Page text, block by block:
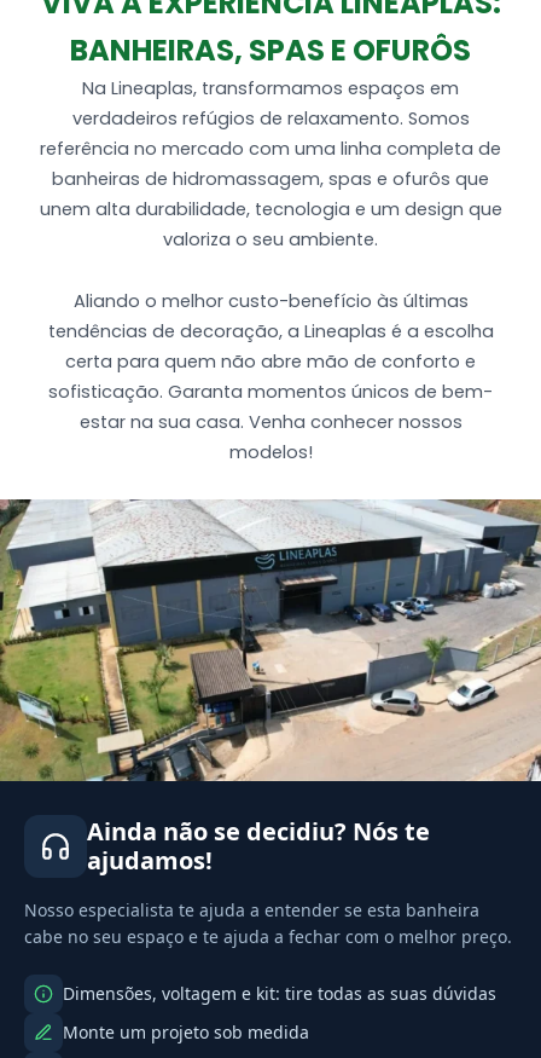
Tubulação de água e ar
1 MotoBomba de 1/2 cv auto-drenante
Produzida em Gel coat (alto brilho) + Fibra de
vidro (Espessura de 4,5 a 5mm)
BANHEIRAS, SPAS E OFURÔS
Na Lineaplas, transformamos espaços em
verdadeiros refúgios de relaxamento. Somos
referência no mercado com uma linha completa de
banheiras de hidromassagem, spas e ofurôs que
unem alta durabilidade, tecnologia e um design que
valoriza o seu ambiente.
Aliando o melhor custo-benefício às últimas
tendências de decoração, a Lineaplas é a escolha
certa para quem não abre mão de conforto e
sofisticação. Garanta momentos únicos de bem-
estar na sua casa. Venha conhecer nossos
modelos!
Ainda não se decidiu? Nós te
ajudamos!
Nosso especialista te ajuda a entender se esta banheira
cabe no seu espaço e te ajuda a fechar com o melhor preço.
Dimensões, voltagem e kit: tire todas as suas dúvidas
Monte um projeto sob medida